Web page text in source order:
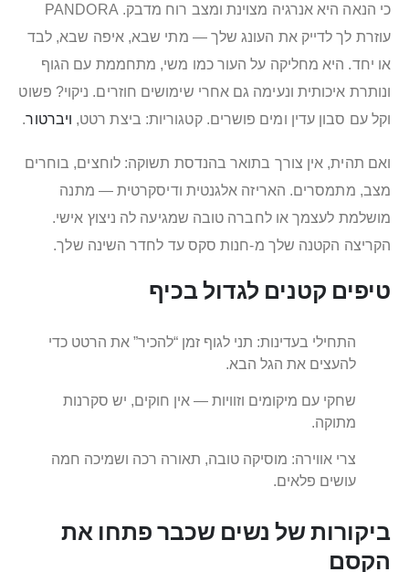
כי הנאה היא אנרגיה מצוינת ומצב רוח מדבק. PANDORA
עוזרת לך לדייק את העונג שלך — מתי שבא, איפה שבא, לבד
או יחד. היא מחליקה על העור כמו משי, מתחממת עם הגוף
ונותרת איכותית ונעימה גם אחרי שימושים חוזרים. ניקוי? פשוט
וקל עם סבון עדין ומים פושרים. קטגוריות: ביצת רטט, ויברטור.
ואם תהית, אין צורך בתואר בהנדסת תשוקה: לוחצים, בוחרים
מצב, מתמסרים. האריזה אלגנטית ודיסקרטית — מתנה
מושלמת לעצמך או לחברה טובה שמגיעה לה ניצוץ אישי.
הקריצה הקטנה שלך מ-חנות סקס עד לחדר השינה שלך.
טיפים קטנים לגדול בכיף
התחילי בעדינות: תני לגוף זמן “להכיר” את הרטט כדי
להעצים את הגל הבא.
שחקי עם מיקומים וזוויות — אין חוקים, יש סקרנות
מתוקה.
צרי אווירה: מוסיקה טובה, תאורה רכה ושמיכה חמה
עושים פלאים.
ביקורות של נשים שכבר פתחו את
הקסם